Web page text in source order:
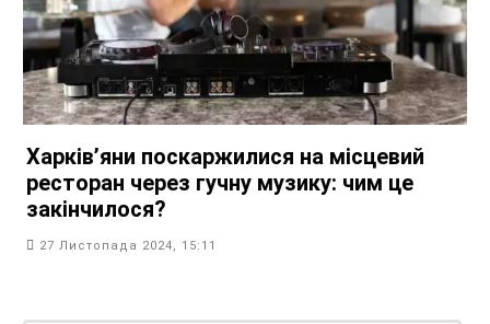
Харків’яни поскаржилися на місцевий
ресторан через гучну музику: чим це
закінчилося?
27 Листопада 2024, 15:11